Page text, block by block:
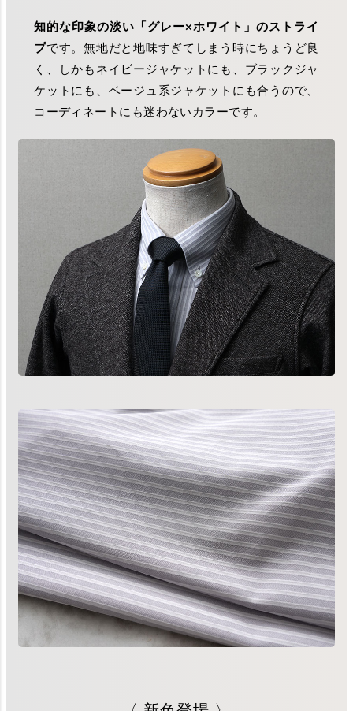
知的な印象の淡い「グレー×ホワイト」のストライ
プです。無地だと地味すぎてしまう時にちょうど良
く、しかもネイビージャケットにも、ブラックジャ
ケットにも、ベージュ系ジャケットにも合うので、
コーディネートにも迷わないカラーです。